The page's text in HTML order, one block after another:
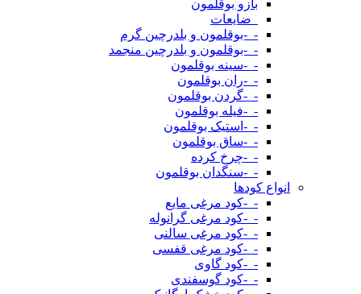
بازو بوقلمون
_ضایعات
-_-بوقلمون و بلدرچین گرم
-_-بوقلمون و بلدرچین منجمد
-_-سینه بوقلمون
-_-ران بوقلمون
-_-گردن بوقلمون
-_-فیله بوقلمون
-_-استیک بوقلمون
-_-ساق بوقلمون
-_-چرخ کرده
-_-سنگدان بوقلمون
انواع کودها
-_-کود مرغی مایع
-_-کود مرغی گرانوله
-_-کود مرغی سالنی
-_-کود مرغی قفسی
-_-کود گاوی
-_-کود گوسفندی